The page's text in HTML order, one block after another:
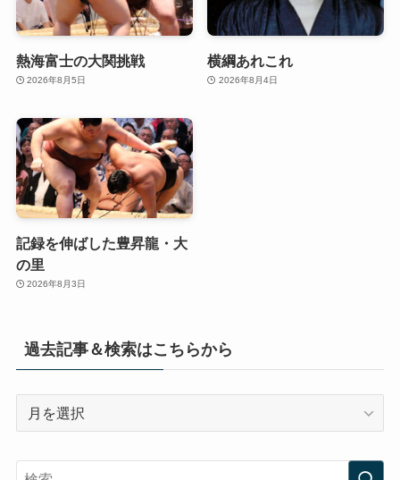
熱海富士の大関挑戦
2026年8月5日
横綱あれこれ
2026年8月4日
記録を伸ばした豊昇龍・大
の里
2026年8月3日
過去記事＆検索はこちらから
事